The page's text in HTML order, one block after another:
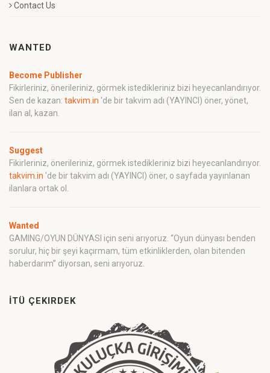
Contact Us
WANTED
Become Publisher
Fikirleriniz, önerileriniz, görmek istedikleriniz bizi heyecanlandırıyor.
Sen de kazan: takvim.in 'de bir takvim adı (YAYINCI) öner, yönet,
ilan al, kazan.
Suggest
Fikirleriniz, önerileriniz, görmek istedikleriniz bizi heyecanlandırıyor.
takvim.in 'de bir takvim adı (YAYINCI) öner, o sayfada yayınlanan
ilanlara ortak ol.
Wanted
GAMING/OYUN DÜNYASI için seni arıyoruz. “Oyun dünyası benden
sorulur, hiç bir şeyi kaçırmam, tüm etkinliklerden, olan bitenden
haberdarım” diyorsan, seni arıyoruz.
İTÜ ÇEKIRDEK